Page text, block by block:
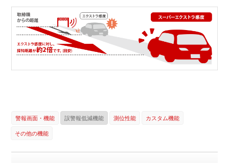
警報画面・機能 誤警報低減機能 測位性能 カスタム機能
その他の機能